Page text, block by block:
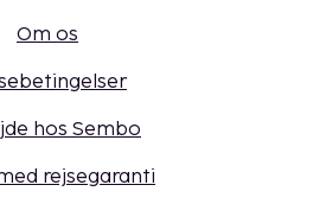
Om os
hos Sembo
rejsegaranti